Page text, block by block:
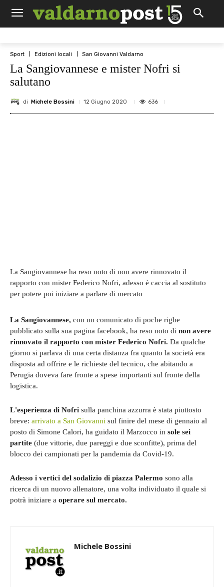
Sport Edizioni locali San Giovanni Valdarno
La Sangiovannese e mister Nofri si
salutano
di Michele Bossini 12 Giugno 2020 636
La Sangiovannese ha reso noto di non avere rinnovato il
rapporto con mister Federico Nofri, adesso è caccia al sostituto
per potere poi iniziare a parlare di mercato
La Sangiovannese, con un comunicato di poche righe
pubblicato sulla sua pagina facebook, ha reso noto di non avere
rinnovato il rapporto con mister Federico Nofri. Da qualche
giorno si parlava di una certa distanza fra quanto la società era
disposta ad offrire e le richieste del tecnico, che abitando a
Perugia doveva fare fronte a spese importanti sul fronte della
logistica.
L'esperienza di Nofri sulla panchina azzurra è stata piuttosto
breve: arrivato a San Giovanni sul finire del mese di gennaio al
posto di Simone Calori, ha guidato il Marzocco in sole sei
partite (due vittorie, due pareggi e due sconfitte), prima del
blocco dei campionati per la pandemia da Covid-19.
Adesso i vertici del sodalizio di piazza Palermo sono alla
ricerca di un nuovo allenatore, una volta individuato il quale si
potrà iniziare a operare sul mercato.
Michele Bossini